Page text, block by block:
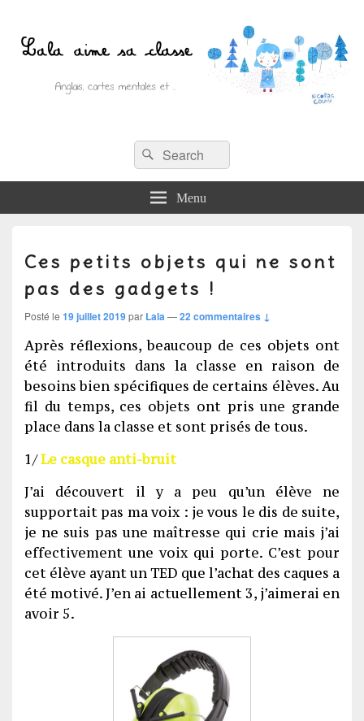
Lala aime sa classe
Anglais, cartes mentales et ….Recherche :
Rechercher
Menu
Ces petits objets qui ne sont
pas des gadgets !
Posté le 19 juillet 2019par Lala—22 commentaires ↓
Après réflexions, beaucoup de ces objets ont
été introduits dans la classe en raison de
besoins bien spécifiques de certains élèves. Au
fil du temps, ces objets ont pris une grande
place dans la classe et sont prisés de tous.
1/Le casque anti-bruit
J’ai découvert il y a peu qu’un élève ne
supportait pas ma voix : je vous le dis de suite,
je ne suis pas une maîtresse qui crie mais j’ai
effectivement une voix qui porte. C’est pour
cet élève ayant un TED que l’achat des caques a
été motivé. J’en ai actuellement 3, j’aimerai en
avoir 5.